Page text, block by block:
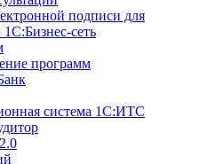
подписи для
1С:Бизнес-сеть
программ
система 1С:ИТС